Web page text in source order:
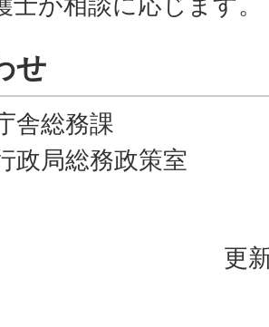
せ
舎総務課
政局総務政策室
更